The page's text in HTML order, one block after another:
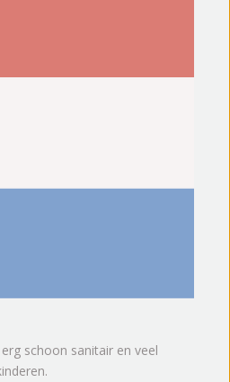
schoon sanitair en veel